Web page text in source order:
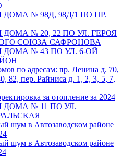
№ 98Д, 98Д/1 ПО ПР.
№ 20, 22 ПО УЛ. ГЕРОЯ
СОЮЗА САФРОНОВА
№ 43 ПО УЛ. 6-ОЙ
по адресам: пр. Ленина д. 70,
82, пер. Райниса д. 1, 2, 3, 5, 7,
за отопление за 2024
№ 11 ПО УЛ.
шум в Автозаводском районе
шум в Автозаводском районе